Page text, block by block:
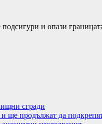
подсигури и опази
сгради
ще продължат да